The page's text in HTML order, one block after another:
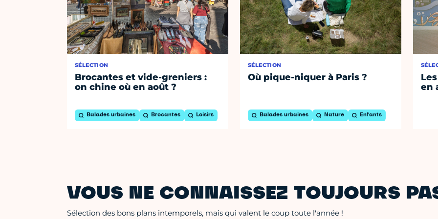
SÉLECTION
Brocantes et vide-greniers :
on chine où en août ?
Balades urbaines Brocantes Loisirs
SÉLECTION
Où pique-niquer à Paris ?
Balades urbaines Nature Enfants
en
VOUS NE CONNAISSEZ TOUJOURS
Sélection des bons plans intemporels, mais qui valent le coup toute l'année !